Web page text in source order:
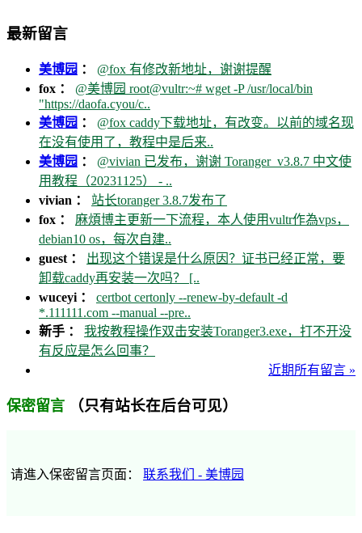
最新留言
美博园 ： @fox 有修改新地址，谢谢提醒
fox ： @美博园 root@vultr:~# wget -P /usr/local/bin
"https://daofa.cyou/c..
美博园 ： @fox caddy下载地址，有改变。以前的域名现
在没有使用了，教程中是后来..
美博园 ： @vivian 已发布，谢谢 Toranger_v3.8.7 中文使
用教程（20231125） - ..
vivian ： 站长toranger 3.8.7发布了
fox ： 麻煩博主更新一下流程，本人使用vultr作為vps，
debian10 os，每次自建..
guest ： 出现这个错误是什么原因？证书已经正常，要
卸载caddy再安装一次吗？ [..
wuceyi ： certbot certonly --renew-by-default -d
*.111111.com --manual --pre..
新手 ： 我按教程操作双击安装Toranger3.exe，打不开没
有反应是怎么回事？
近期所有留言 »
保密留言 （只有站长在后台可见）
请進入保密留言页面： 联系我们 - 美博园